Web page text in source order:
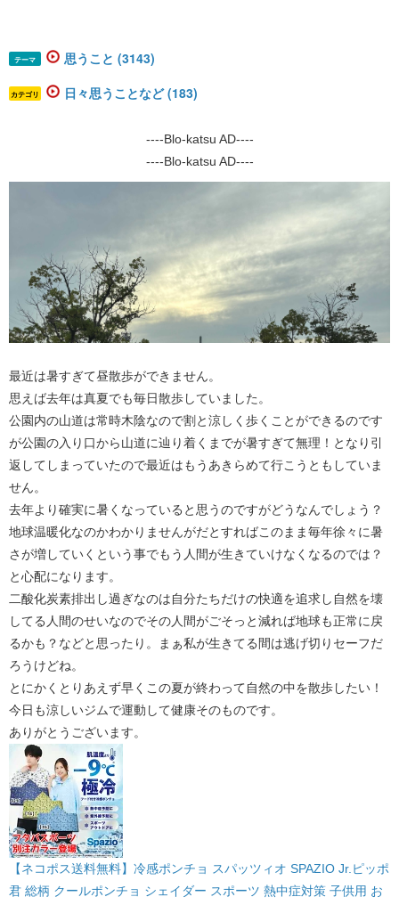
テーマ 思うこと (3143)
カテゴリ 日々思うことなど (183)
----Blo-katsu AD----
----Blo-katsu AD----
最近は暑すぎて昼散歩ができません。
思えば去年は真夏でも毎日散歩していました。
公園内の山道は常時木陰なので割と涼しく歩くことができるのです
が公園の入り口から山道に辿り着くまでが暑すぎて無理！となり引
返してしまっていたので最近はもうあきらめて行こうともしていま
せん。
去年より確実に暑くなっていると思うのですがどうなんでしょう？
地球温暖化なのかわかりませんがだとすればこのまま毎年徐々に暑
さが増していくという事でもう人間が生きていけなくなるのでは？
と心配になります。
二酸化炭素排出し過ぎなのは自分たちだけの快適を追求し自然を壊
してる人間のせいなのでその人間がごそっと減れば地球も正常に戻
るかも？などと思ったり。まぁ私が生きてる間は逃げ切りセーフだ
ろうけどね。
とにかくとりあえず早くこの夏が終わって自然の中を散歩したい！
今日も涼しいジムで運動して健康そのものです。
ありがとうございます。
【ネコポス送料無料】冷感ポンチョ スパッツィオ SPAZIO Jr.ピッポ
君 総柄 クールポンチョ シェイダー スポーツ 熱中症対策 子供用 お